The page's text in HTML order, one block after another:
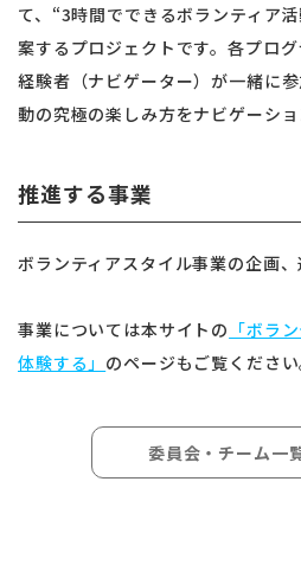
て、“3時間でできるボランティア
案するプロジェクトです。各プロ
経験者（ナビゲーター）が一緒に
動の究極の楽しみ方をナビゲーショ
推進する事業
ボランティアスタイル事業の企画、
事業については本サイトの 「ボラ
体験する」 のページもご覧ください
委員会・チーム一